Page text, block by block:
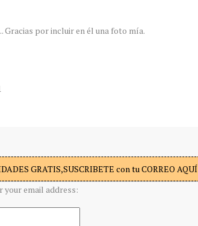
por incluir en él una foto mía.
GRATIS,SUSCRIBETE con tu CORREO AQUÍ
your email address: